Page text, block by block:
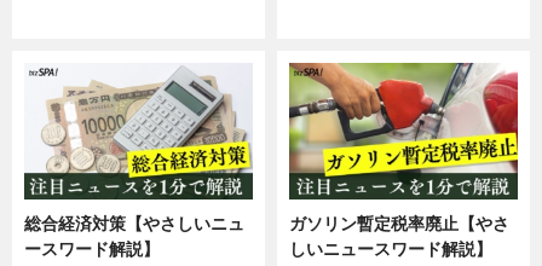
総合経済対策【やさしいニュ
ースワード解説】
ガソリン暫定税率廃止【やさ
しいニュースワード解説】